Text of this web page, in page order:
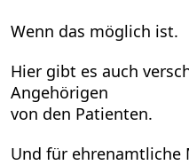
Wenn das möglich ist.
Hier gibt es auch
Angehörigen
von den Patienten.
Und für ehrenamtliche